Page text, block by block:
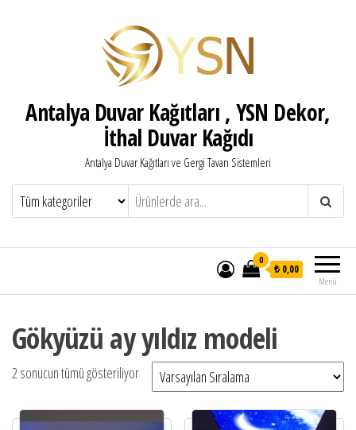
Antalya Duvar Kağıtları , YSN Dekor,
İthal Duvar Kağıdı
Antalya Duvar Kağıtları ve Gergi Tavan Sistemleri
Menü
0
₺ 0,00
Gökyüzü ay yıldız modeli
2 sonucun tümü gösteriliyor